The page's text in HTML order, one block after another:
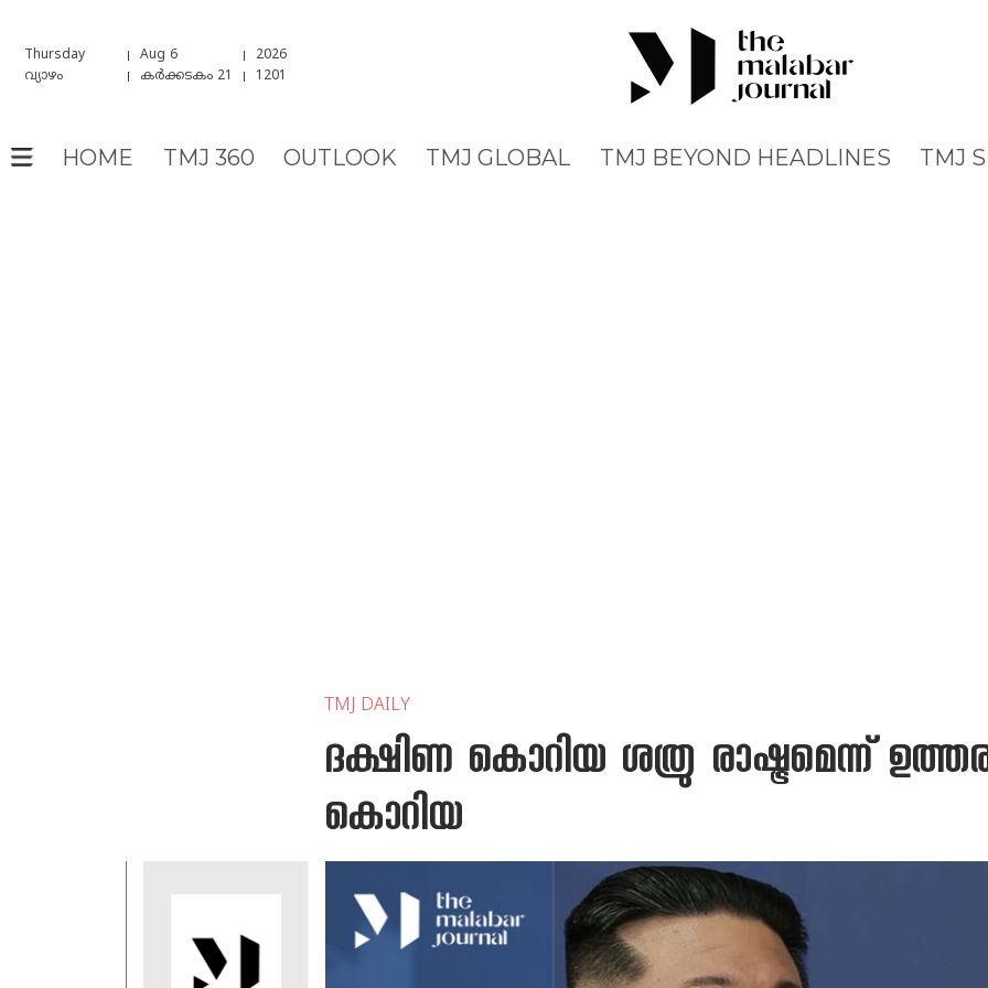
Thursday Aug 6
2026
വ്യാഴം
കർക്കടകം 21 1201
HOME TMJ 360 OUTLOOK TMJ GLOBAL TMJ BEYOND HEADLINES TMJ
TMJ DAILY
ദക്ഷിണ കൊറിയ ശത്രു രാഷ്ട്രമെന്ന്
കൊറിയ